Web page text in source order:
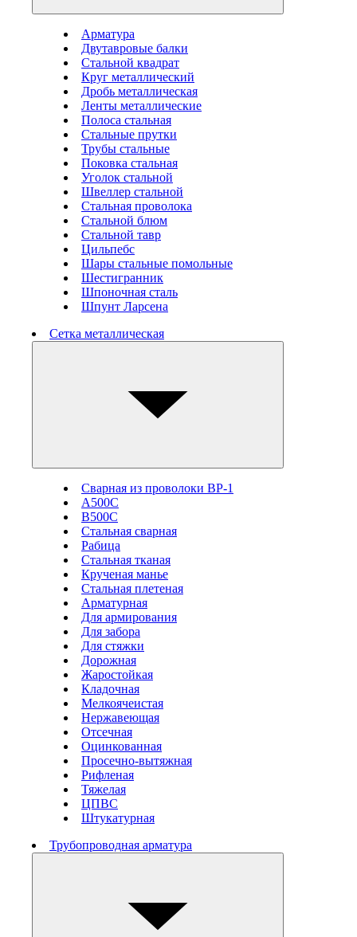
Арматура
Двутавровые балки
Стальной квадрат
Круг металлический
Дробь металлическая
Ленты металлические
Полоса стальная
Стальные прутки
Трубы стальные
Поковка стальная
Уголок стальной
Швеллер стальной
Стальная проволока
Стальной блюм
Стальной тавр
Цильпебс
Шары стальные помольные
Шестигранник
Шпоночная сталь
Шпунт Ларсена
Сетка металлическая
Сварная из проволоки ВР-1
А500С
В500С
Стальная сварная
Рабица
Стальная тканая
Крученая манье
Стальная плетеная
Арматурная
Для армирования
Для забора
Для стяжки
Дорожная
Жаростойкая
Кладочная
Мелкоячеистая
Нержавеющая
Отсечная
Оцинкованная
Просечно-вытяжная
Рифленая
Тяжелая
ЦПВС
Штукатурная
Трубопроводная арматура